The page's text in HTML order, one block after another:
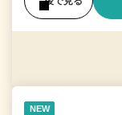
NEW